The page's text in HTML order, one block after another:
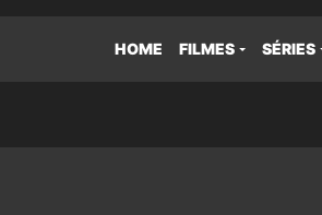
HOME FILMES SÉRIES